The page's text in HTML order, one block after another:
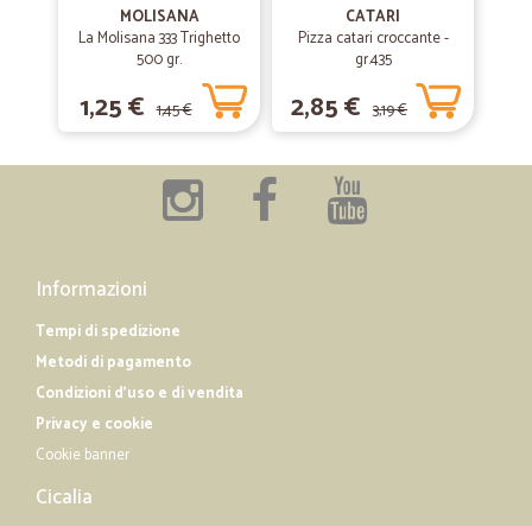
Ottima nei temi e nei modi
04/07/2019
— Garofano M.
MOLISANA
La Molisana 333 Trighetto
500 gr.
1,25 € 1,45 €
CATARI
Pizza catari croccante -
gr.435
2,85 € 3,19 €
Informazioni
Tempi di spedizione
Metodi di pagamento
Condizioni d'uso e di vendita
Privacy e cookie
Cookie banner
Cicalia